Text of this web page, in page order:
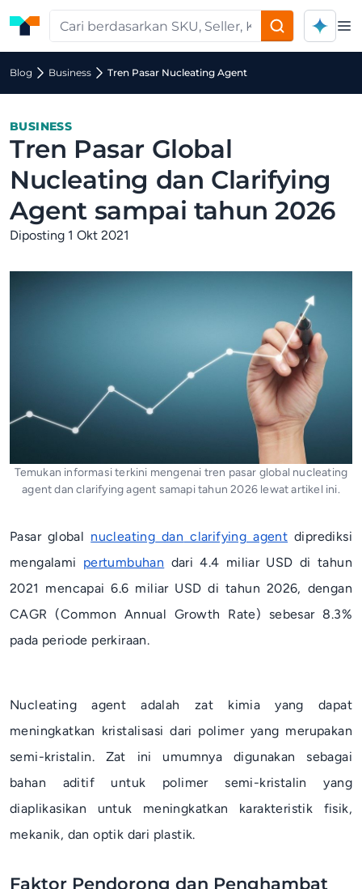
Blog Business Tren Pasar Nucleating Agent
BUSINESS
Tren Pasar Global
Nucleating dan Clarifying
Agent sampai tahun 2026
Diposting 1 Okt 2021
Temukan informasi terkini mengenai tren pasar global nucleating
agent dan clarifying agent samapi tahun 2026 lewat artikel ini.
Pasar global nucleating dan clarifying agent diprediksi
mengalami pertumbuhan dari 4.4 miliar USD di tahun
2021 mencapai 6.6 miliar USD di tahun 2026, dengan
CAGR (Common Annual Growth Rate) sebesar 8.3%
pada periode perkiraan.
Nucleating agentadalah zat kimia yang dapat
meningkatkan kristalisasi dari polimer yang merupakan
semi-kristalin. Zat ini umumnya digunakan sebagai
bahan aditif untuk polimer semi-kristalin yang
diaplikasikan untuk meningkatkan karakteristik fisik,
mekanik, dan optik dari plastik.
Faktor Pendorong dan Penghambat